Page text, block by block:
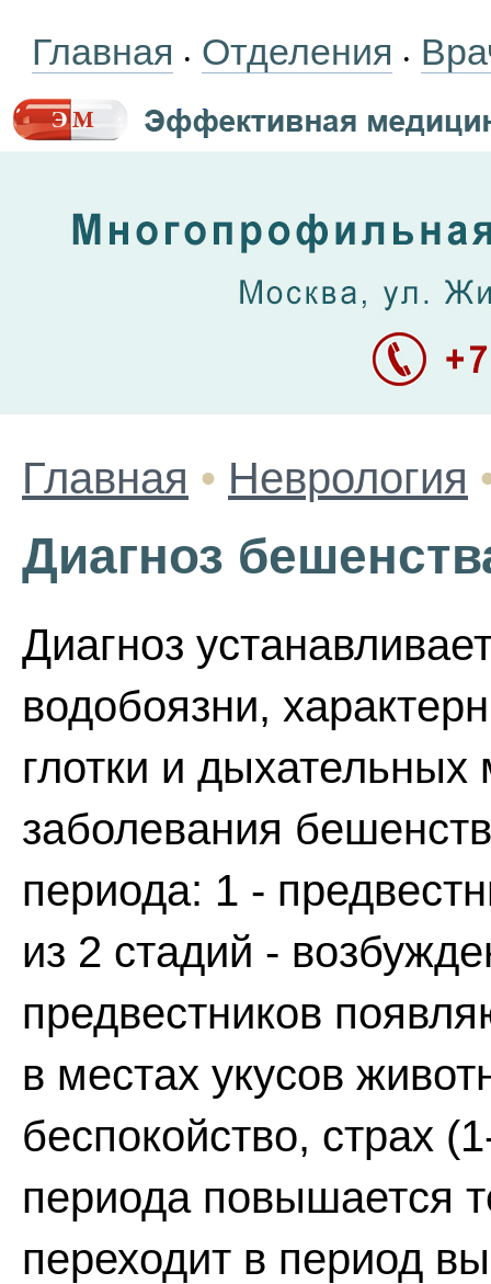
Главная • Отделения •
Главная • Неврология
Диагноз
Диагноз
водобоязни,
глотки и
заболевания
периода: 1 -
из 2 стадий -
предвестников
в местах укусов
беспокойство, страх
периода повышается
переходит в период